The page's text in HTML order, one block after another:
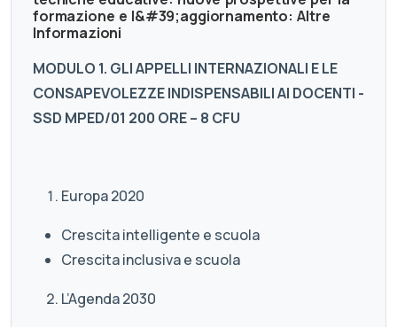
formazione e l&#39;aggiornamento: Altre
Informazioni
MODULO 1. GLI APPELLI INTERNAZIONALI E LE
CONSAPEVOLEZZE INDISPENSABILI AI DOCENTI -
SSD MPED/01 200 ORE – 8 CFU
Europa 2020
Crescita intelligente e scuola
Crescita inclusiva e scuola
L’Agenda 2030